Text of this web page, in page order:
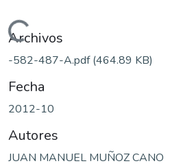
Cargando...
Archivos
-582-487-A.pdf(464.89 KB)
Fecha
2012-10
Autores
JUAN MANUEL MUÑOZ CANO